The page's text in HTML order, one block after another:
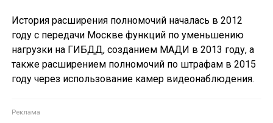
История расширения полномочий началась в 2012
году с передачи Москве функций по уменьшению
нагрузки на ГИБДД, созданием МАДИ в 2013 году, а
также расширением полномочий по штрафам в 2015
году через использование камер видеонаблюдения.